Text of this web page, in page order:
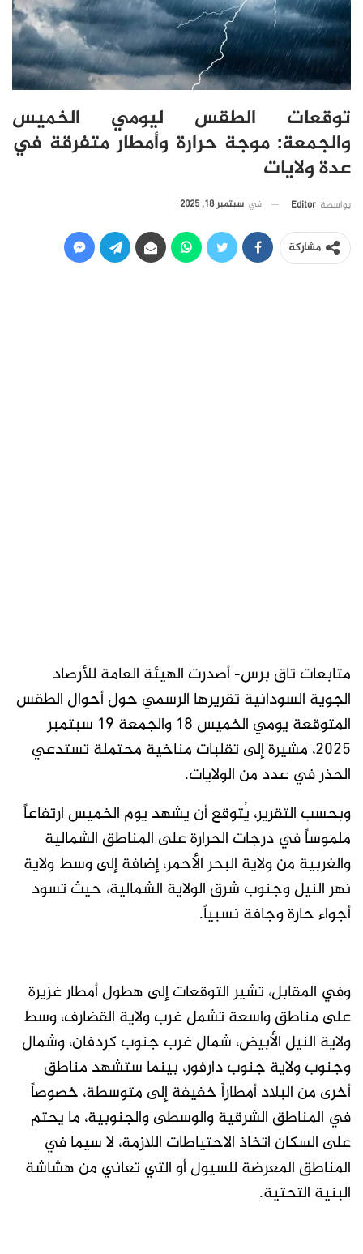
توقعات الطقس ليومي الخميس
والجمعة: موجة حرارة وأمطار متفرقة في
عدة ولايات
بواسطة Editor في سبتمبر 18, 2025
مشاركة
متابعات تاق برس- أصدرت الهيئة العامة للأرصاد
الجوية السودانية تقريرها الرسمي حول أحوال الطقس
المتوقعة يومي الخميس 18 والجمعة 19 سبتمبر
2025، مشيرة إلى تقلبات مناخية محتملة تستدعي
الحذر في عدد من الولايات.
وبحسب التقرير، يُتوقع أن يشهد يوم الخميس ارتفاعاً
ملموساً في درجات الحرارة على المناطق الشمالية
والغربية من ولاية البحر الأحمر، إضافة إلى وسط ولاية
نهر النيل وجنوب شرق الولاية الشمالية، حيث تسود
أجواء حارة وجافة نسبياً.
وفي المقابل، تشير التوقعات إلى هطول أمطار غزيرة
على مناطق واسعة تشمل غرب ولاية القضارف، وسط
ولاية النيل الأبيض، شمال غرب جنوب كردفان، وشمال
وجنوب ولاية جنوب دارفور، بينما ستشهد مناطق
أخرى من البلاد أمطاراً خفيفة إلى متوسطة، خصوصاً
في المناطق الشرقية والوسطى والجنوبية، ما يحتم
على السكان اتخاذ الاحتياطات اللازمة، لا سيما في
المناطق المعرضة للسيول أو التي تعاني من هشاشة
البنية التحتية.